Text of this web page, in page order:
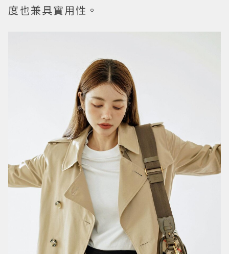
度也兼具實用性。